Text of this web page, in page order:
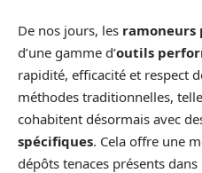
De nos jours, les ramoneurs
d’une gamme d’outils
rapidité, efficacité et respect
méthodes traditionnelles,
cohabitent désormais avec
spécifiques. Cela offre une
dépôts tenaces présents